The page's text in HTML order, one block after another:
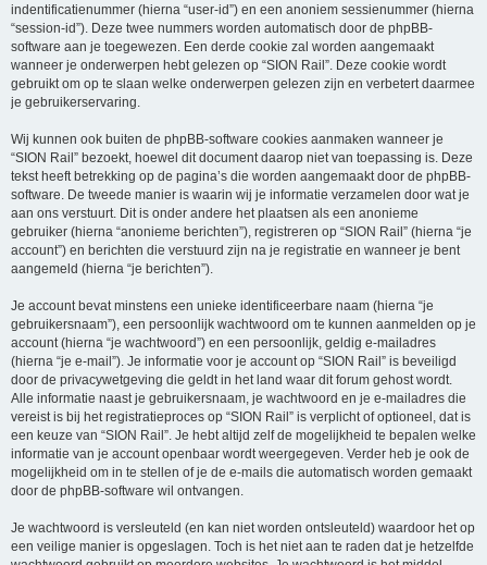
indentificatienummer (hierna “user-id”) en een anoniem sessienummer (hierna
“session-id”). Deze twee nummers worden automatisch door de phpBB-
software aan je toegewezen. Een derde cookie zal worden aangemaakt
wanneer je onderwerpen hebt gelezen op “SION Rail”. Deze cookie wordt
gebruikt om op te slaan welke onderwerpen gelezen zijn en verbetert daarmee
je gebruikerservaring.
Wij kunnen ook buiten de phpBB-software cookies aanmaken wanneer je
“SION Rail” bezoekt, hoewel dit document daarop niet van toepassing is. Deze
tekst heeft betrekking op de pagina’s die worden aangemaakt door de phpBB-
software. De tweede manier is waarin wij je informatie verzamelen door wat je
aan ons verstuurt. Dit is onder andere het plaatsen als een anonieme
gebruiker (hierna “anonieme berichten”), registreren op “SION Rail” (hierna “je
account”) en berichten die verstuurd zijn na je registratie en wanneer je bent
aangemeld (hierna “je berichten”).
Je account bevat minstens een unieke identificeerbare naam (hierna “je
gebruikersnaam”), een persoonlijk wachtwoord om te kunnen aanmelden op je
account (hierna “je wachtwoord”) en een persoonlijk, geldig e-mailadres
(hierna “je e-mail”). Je informatie voor je account op “SION Rail” is beveiligd
door de privacywetgeving die geldt in het land waar dit forum gehost wordt.
Alle informatie naast je gebruikersnaam, je wachtwoord en je e-mailadres die
vereist is bij het registratieproces op “SION Rail” is verplicht of optioneel, dat is
een keuze van “SION Rail”. Je hebt altijd zelf de mogelijkheid te bepalen welke
informatie van je account openbaar wordt weergegeven. Verder heb je ook de
mogelijkheid om in te stellen of je de e-mails die automatisch worden gemaakt
door de phpBB-software wil ontvangen.
Je wachtwoord is versleuteld (en kan niet worden ontsleuteld) waardoor het op
een veilige manier is opgeslagen. Toch is het niet aan te raden dat je hetzelfde